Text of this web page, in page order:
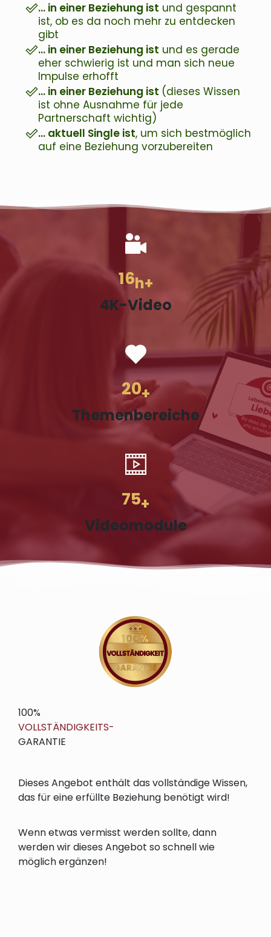
… in einer Beziehung ist und gespannt
ist, ob es da noch mehr zu entdecken
gibt
… in einer Beziehung ist und es gerade
eher schwierig ist und man sich neue
Impulse erhofft
… in einer Beziehung ist (dieses Wissen
ist ohne Ausnahme für jede
Partnerschaft wichtig)
… aktuell Single ist, um sich bestmöglich
auf eine Beziehung vorzubereiten
16h+
4K-Video
20+
Themenbereiche
75+
Videomodule
100%
VOLLSTÄNDIGKEITS-
GARANTIE
Dieses Angebot enthält das vollständige Wissen,
das für eine erfüllte Beziehung benötigt wird!
Wenn etwas vermisst werden sollte, dann
werden wir dieses Angebot so schnell wie
möglich ergänzen!